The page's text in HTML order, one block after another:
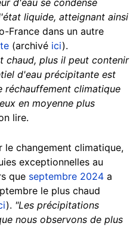
liquide, atteignant ainsi
France dans un autre
(archivé ici).
chaud, plus il peut contenir
d'eau précipitante est
réchauffement climatique
en moyenne plus
lire.
le changement climatique,
exceptionnelles au
que septembre 2024 a
le plus chaud
). "Les précipitations
nous observons de plus